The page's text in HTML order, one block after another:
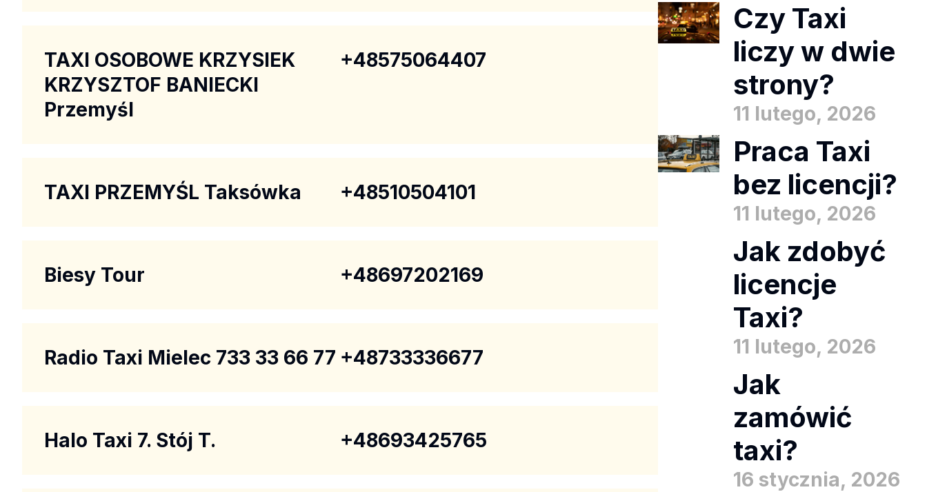
TAXI OSOBOWE KRZYSIEK
KRZYSZTOF BANIECKI
Przemyśl
+48575064407
TAXI PRZEMYŚL Taksówka +48510504101
Biesy Tour +48697202169
Radio Taxi Mielec 733 33 66 77 +48733336677
Halo Taxi 7. Stój T. +48693425765
Czy Taxi
liczy w dwie
strony?
11 lutego, 2026
Praca Taxi
bez licencji?
11 lutego, 2026
Jak zdobyć
licencje
Taxi?
11 lutego, 2026
Jak
zamówić
taxi?
16 stycznia, 2026